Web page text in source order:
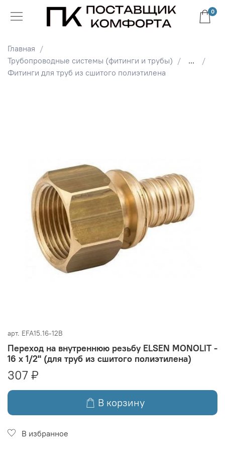
0
Главная
Трубопроводные системы (фитинги и трубы)
...
Фитинги для труб из сшитого полиэтилена
арт. EFA15.16-12B
Переход на внутреннюю резьбу ELSEN MONOLIT -
16 x 1/2" (для труб из сшитого полиэтилена)
307 ₽
В корзину
В избранное